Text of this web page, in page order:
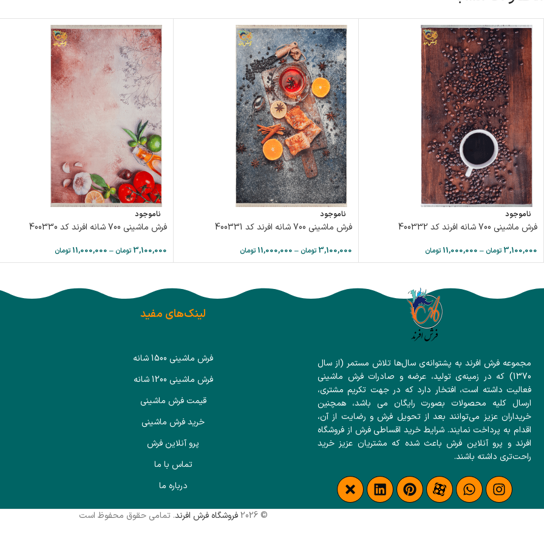
ناموجود
فرش ماشینی 700 شانه افرند كد 400332
3,100,000 تومان–
11,000,000 تومان
ناموجود
فرش ماشینی 700 شانه افرند كد 400331
3,100,000 تومان–
11,000,000 تومان
ناموجود
فرش ماشینی 700 شانه افرند كد 400330
3,100,000 تومان–
11,000,000 تومان
مجموعه فرش افرند به پشتوانه‌ی سال‌ها تلاش مستمر (از سال
1370) که در زمینه‌ی تولید، عرضه و صادرات فرش ماشینی
فعالیت داشته است، افتخار دارد که در جهت تکریم مشتری،
ارسال کلیه محصولات بصورت رایگان می باشد، همچنین
خریداران عزیز می‌توانند بعد از تحویل فرش و رضایت از آن،
اقدام به پرداخت نمایند. شرایط خرید اقساطی فرش از فروشگاه
افرند و پرو آنلاین فرش باعث شده که مشتریان عزیز خرید
راحت‌تری داشته باشند.
لینک‌های مفید
فرش ماشینی 1500 شانه
فرش ماشینی 1200 شانه
قیمت فرش ماشینی
خرید فرش ماشینی
پرو آنلاین فرش
تماس با ما
درباره ما
© 2026 فروشگاه فرش افرند. تمامی حقوق محفوظ است